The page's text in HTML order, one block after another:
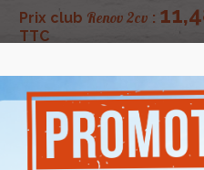
Prix club Renov 2cv :
TTC